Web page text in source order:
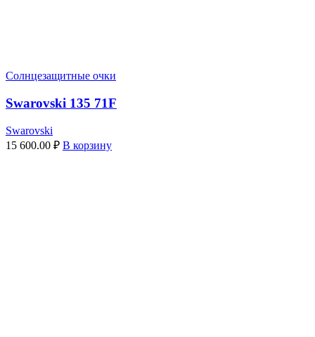
Солнцезащитные очки
Swarovski 135 71F
Swarovski
15 600.00 ₽ В корзину